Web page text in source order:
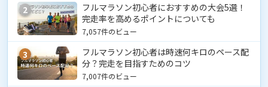
2
フルマラソン初心者におすすめの大会5選！
完走率を高めるポイントについても
7,057件のビュー
3
フルマラソン初心者は時速何キロのペース配
分？完走を目指すためのコツ
7,007件のビュー